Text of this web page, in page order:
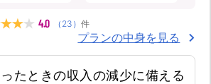
4.0 （ 23 ） 件
プランの中身を見る
たときの収入の減少に備える